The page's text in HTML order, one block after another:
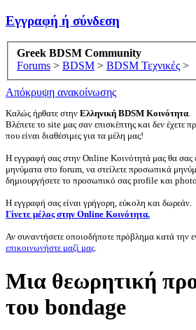
Εγγραφή ή σύνδεση
Greek BDSM Community
Forums > BDSM > BDSM Τεχνικές >
Απόκρυψη ανακοίνωσης
Καλώς ήρθατε στην Ελληνική BDSM Κοινότητα.
Βλέπετε το site μας σαν επισκέπτης και δεν έχετε
που είναι διαθέσιμες για τα μέλη μας!
Η εγγραφή σας στην Online Κοινότητά μας θα σας
μηνύματα στο forum, να στείλετε προσωπικά
δημιουργήσετε το προσωπικό σας profile και
Η εγγραφή σας είναι γρήγορη, εύκολη και δωρεάν.
Γίνετε μέλος στην Online Κοινότητα.
Αν συναντήσετε οποιοδήποτε πρόβλημα κατά την
επικοινωνήστε μαζί μας.
Μια θεωρητική
του bondage